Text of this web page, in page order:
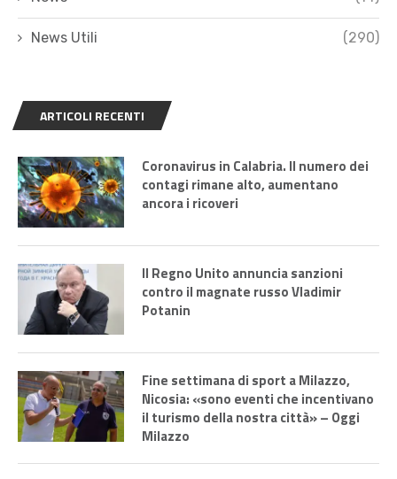
News Utili (290)
ARTICOLI RECENTI
Coronavirus in Calabria. Il numero dei
contagi rimane alto, aumentano
ancora i ricoveri
Il Regno Unito annuncia sanzioni
contro il magnate russo Vladimir
Potanin
Fine settimana di sport a Milazzo,
Nicosia: «sono eventi che incentivano
il turismo della nostra città» – Oggi
Milazzo